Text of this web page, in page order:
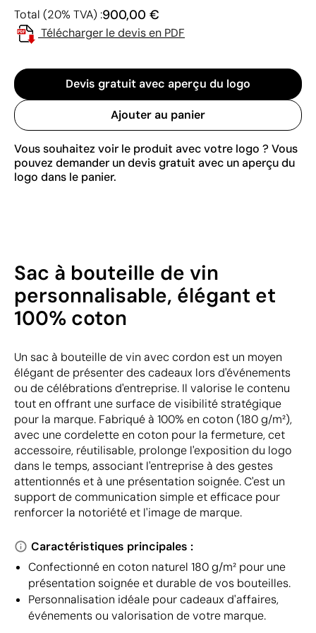
Total (20% TVA) :900,00 €
Télécharger le devis en PDF
Devis gratuit avec aperçu du logo
Ajouter au panier
Vous souhaitez voir le produit avec votre logo ? Vous
pouvez demander un devis gratuit avec un aperçu du
logo dans le panier.
Sac à bouteille de vin
personnalisable, élégant et
100% coton
Un sac à bouteille de vin avec cordon est un moyen
élégant de présenter des cadeaux lors d'événements
ou de célébrations d'entreprise. Il valorise le contenu
tout en offrant une surface de visibilité stratégique
pour la marque. Fabriqué à 100% en coton (180 g/m²),
avec une cordelette en coton pour la fermeture, cet
accessoire, réutilisable, prolonge l'exposition du logo
dans le temps, associant l'entreprise à des gestes
attentionnés et à une présentation soignée. C'est un
support de communication simple et efficace pour
renforcer la notoriété et l'image de marque.
Caractéristiques principales :
Confectionné en coton naturel 180 g/m² pour une
présentation soignée et durable de vos bouteilles.
Personnalisation idéale pour cadeaux d'affaires,
événements ou valorisation de votre marque.